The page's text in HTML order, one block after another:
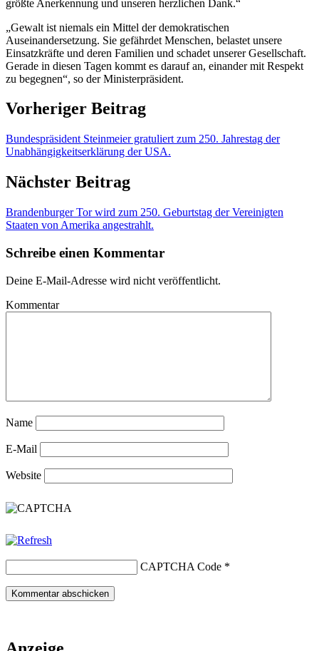
größte Anerkennung und unseren herzlichen Dank.“
„Gewalt ist niemals ein Mittel der demokratischen
Auseinandersetzung. Sie gefährdet Menschen, belastet unsere
Einsatzkräfte und deren Familien und schadet unserer Gesellschaft.
Gerade in diesen Tagen kommt es darauf an, einander mit Respekt
zu begegnen“, so der Ministerpräsident.
Vorheriger Beitrag
Bundespräsident Steinmeier gratuliert zum 250. Jahrestag der
Unabhängigkeitserklärung der USA.
Nächster Beitrag
Brandenburger Tor wird zum 250. Geburtstag der Vereinigten
Staaten von Amerika angestrahlt.
Schreibe einen Kommentar
Deine E-Mail-Adresse wird nicht veröffentlicht.
Kommentar
Name
E-Mail
Website
CAPTCHA Code *